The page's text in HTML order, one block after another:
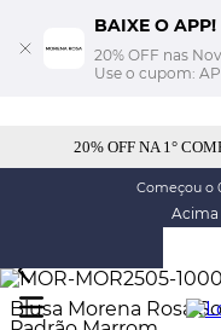
BAIXE O APP!
20% OFF nas
Use o cupom:
20% OFF NA 1°
Começou o
Acima
Blusa Morena Rosa